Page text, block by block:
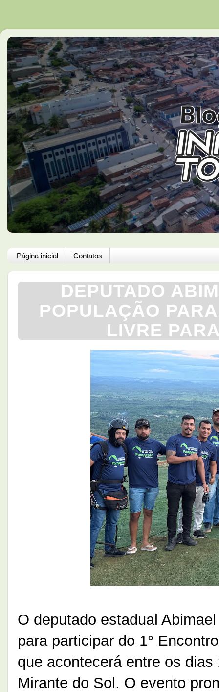
Página inicial Contatos
DEPUTADO
POPULAÇÃO
LIVRE
O deputado estadual
para participar do 1°
que acontecerá entre os
Mirante do Sol. O evento